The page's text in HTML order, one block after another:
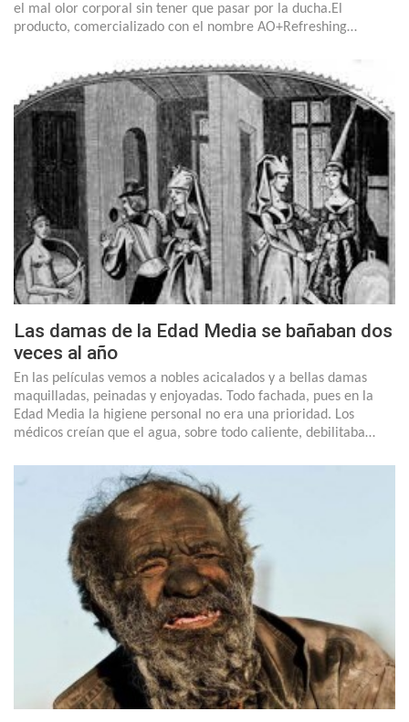
el mal olor corporal sin tener que pasar por la ducha.El
producto, comercializado con el nombre AO+Refreshing…
Las damas de la Edad Media se bañaban dos
veces al año
En las películas vemos a nobles acicalados y a bellas damas
maquilladas, peinadas y enjoyadas. Todo fachada, pues en la
Edad Media la higiene personal no era una prioridad. Los
médicos creían que el agua, sobre todo caliente, debilitaba…